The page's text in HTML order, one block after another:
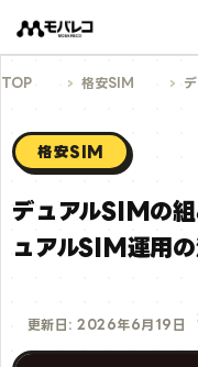
ツ
ス
TOP 格安SIM デ
格安SIM
デュアルSIMの
ュアルSIM運用
更新日: 2026年6月19日